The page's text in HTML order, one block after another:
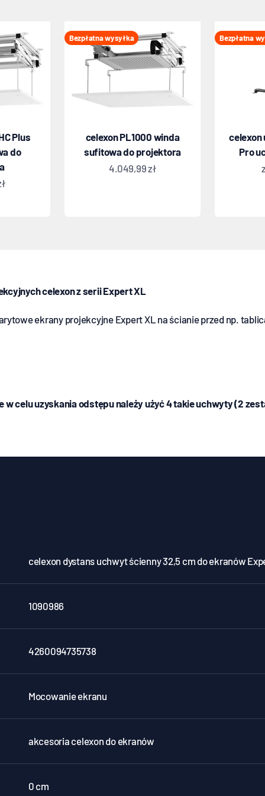
Plus
do
Bezpłatna wysyłka
celexon PL1000 winda
sufitowa do projektora
Oferta
4.049,99 zł
Bezpłatna
celexon
Pro
celexon z seriiExpert XL
ekrany projekcyjne Expert XL na ścianie przed np.
w celu uzyskania odstępu należy użyć 4 takie uchwyty (2
celexon dystans uchwyt ścienny 32,5 cm do ekranów
1090986
4260094735738
Mocowanie ekranu
akcesoria celexon do ekranów
0 cm